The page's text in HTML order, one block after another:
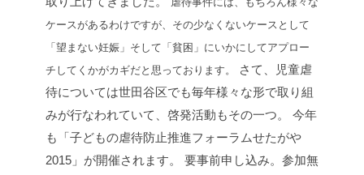
ケースがあるわけですが、その少なくないケースとして
「望まない妊娠」そして「貧困」にいかにしてアプロー
チしてくかがカギだと思っております。
さて、児童虐
待については世田谷区でも毎年様々な形で取り組
みが行なわれていて、啓発活動もその一つ。
今年
も「子どもの虐待防止推進フォーラムせたがや
2015」が開催されます。
要事前申し込み。参加無